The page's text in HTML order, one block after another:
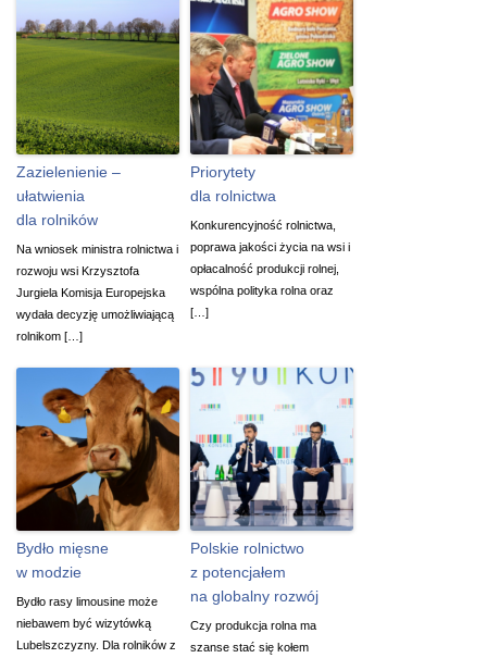
Zazielenienie –
ułatwienia
dla rolników
Na wniosek ministra rolnictwa i
rozwoju wsi Krzysztofa
Jurgiela Komisja Europejska
wydała decyzję umożliwiającą
rolnikom […]
Priorytety
dla rolnictwa
Konkurencyjność rolnictwa,
poprawa jakości życia na wsi i
opłacalność produkcji rolnej,
wspólna polityka rolna oraz
[…]
Bydło mięsne
w modzie
Bydło rasy limousine może
niebawem być wizytówką
Lubelszczyzny. Dla rolników z
Polskie rolnictwo
z potencjałem
na globalny rozwój
Czy produkcja rolna ma
szanse stać się kołem